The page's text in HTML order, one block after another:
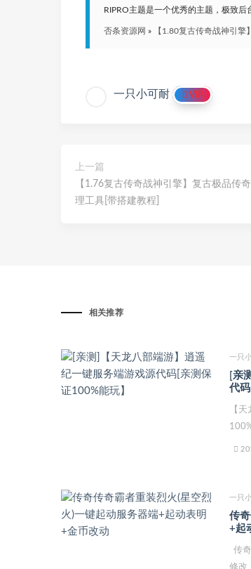
RIPRO主题是一个优秀的主题，极致
否条资源网 » 【1.80复古传奇战神引擎
一只小可耐 VIP
上一篇
【1.76复古传奇战神引擎】复古极品传
理工具[带搭建教程]
相关推荐
一只
[亲
代
【
一只
传
+起
传